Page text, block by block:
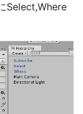
Select,Where